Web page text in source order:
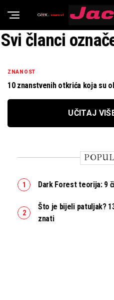
Svi članci
ZNANOST
10 znanstvenih otkrića koja su
UČITAJ
Dark Forest teorija: 9
Što je bijeli patuljak?
znati